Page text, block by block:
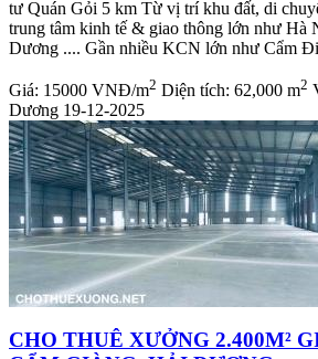
tư Quán Gỏi 5 km Từ vị trí khu đất, di
trung tâm kinh tế & giao thông lớn như Hà
Dương .... Gần nhiều KCN lớn như Cẩm
Giá: 15000 VNĐ/m2 Diện tích: 62,000 m2
Dương 19-12-2025
CHO THUÊ XƯỞNG 2.400M²